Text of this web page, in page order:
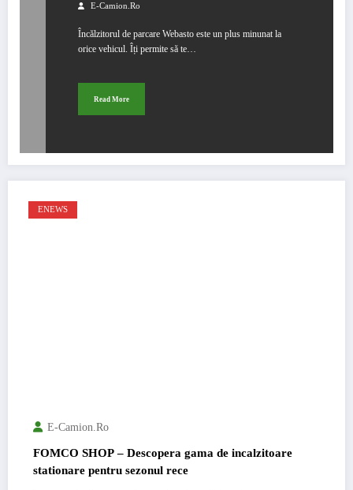
E-Camion.ro
Încălzitorul de parcare Webasto este un plus minunat la
orice vehicul. Îți permite să te…
Read More
ENEWS
E-Camion.ro
FOMCO SHOP – Descopera gama de incalzitoare
stationare pentru sezonul rece